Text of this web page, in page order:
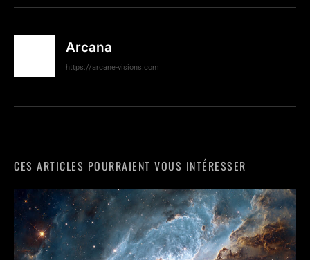
Arcana
https://arcane-visions.com
CES ARTICLES POURRAIENT VOUS INTÉRESSER